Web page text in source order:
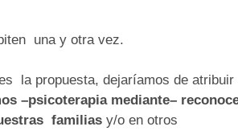
una y otra vez.
la propuesta, dejaríamos de atribuir
–psicoterapia mediante–
familias y/o en otros